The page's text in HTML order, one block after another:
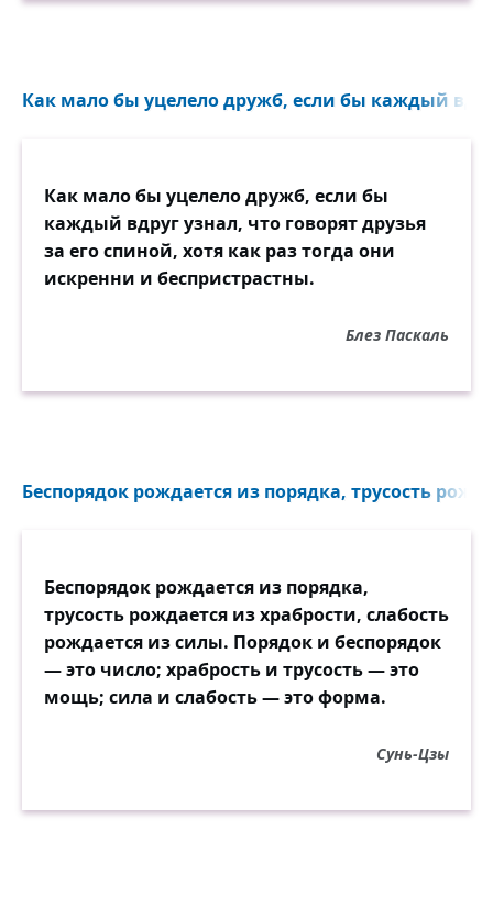
Как мало бы уцелело дружб, если бы каждый
Как мало бы уцелело дружб, если бы
каждый вдруг узнал, что говорят друзья
за его спиной, хотя как раз тогда они
искренни и беспристрастны.
Блез Паскаль
Беспорядок рождается из порядка, трусость
Беспорядок рождается из порядка,
трусость рождается из храбрости, слабость
рождается из силы. Порядок и беспорядок
— это число; храбрость и трусость — это
мощь; сила и слабость — это форма.
Сунь-Цзы